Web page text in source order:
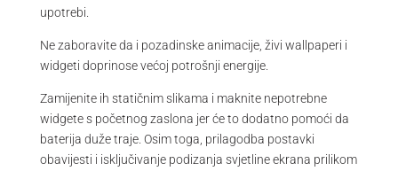
upotrebi.
Ne zaboravite da i pozadinske animacije, živi wallpaperi i
widgeti doprinose većoj potrošnji energije.
Zamijenite ih statičnim slikama i maknite nepotrebne
widgete s početnog zaslona jer će to dodatno pomoći da
baterija duže traje. Osim toga, prilagodba postavki
obavijesti i isključivanje podizanja svjetline ekrana prilikom